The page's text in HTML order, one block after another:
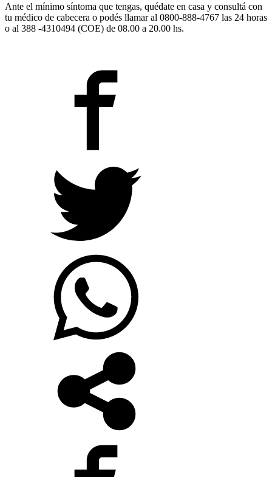
Ante el mínimo síntoma que tengas, quédate en casa y consultá con
tu médico de cabecera o podés llamar al 0800-888-4767 las 24 horas
o al 388 -4310494 (COE) de 08.00 a 20.00 hs.